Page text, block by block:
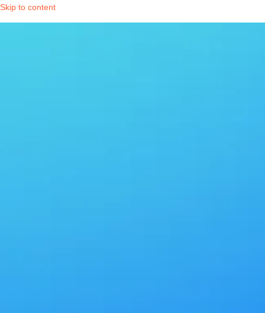
Skip to content